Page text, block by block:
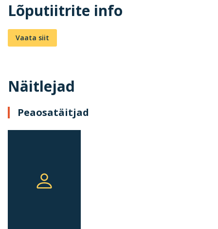
Lõputiitrite info
Vaata siit
Näitlejad
Peaosatäitjad